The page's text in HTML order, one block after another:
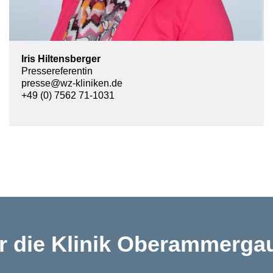
Iris Hiltensberger
Pressereferentin
presse@wz-kliniken.de
+49 (0) 7562 71-1031
die Klinik